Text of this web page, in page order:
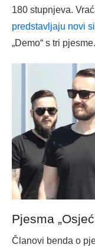
180 stupnjeva.
predstavljaju novi
„Demo“ s tri pjesme.
Pjesma
Članovi benda o